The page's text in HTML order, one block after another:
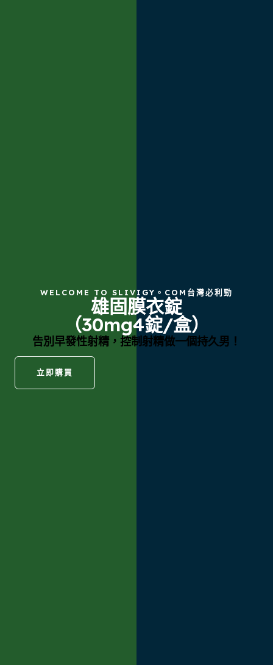
WELCOME TO SLIVIGY。COM台灣必利勁
雄固膜衣錠
（30mg4錠/盒）
告別早發性射精，控制射精做一個持久男！
立即購買